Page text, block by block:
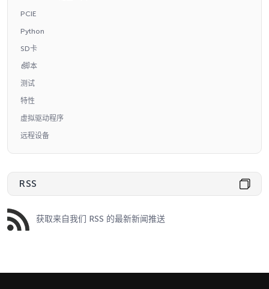
PCIE
Python
SD卡
t脚本
测试
特性
虚拟驱动程序
远程设备
RSS
获取来自我们 RSS 的最新新闻推送